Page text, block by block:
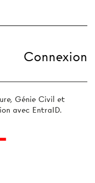
Génie Civil et
avec EntraID.